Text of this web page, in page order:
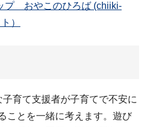
プ おやこのひろば (chiiki-
）
育て支援者が子育てで不安に
ことを一緒に考えます。遊び